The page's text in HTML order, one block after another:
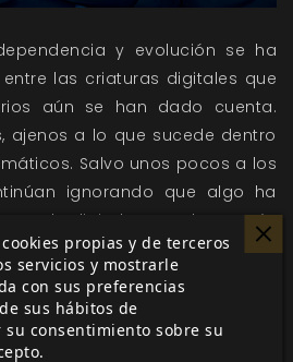
y evolución se ha
las criaturas digitales que
aún se han dado cuenta.
ajenos a lo que sucede dentro
Salvo unos pocos a los
ignorando que algo ha
digital y que ahora, más
de tomar decisiones…
es la responsabilidad de pasar
busca la libélula.
propias y de terceros
servicios y mostrarle
con sus preferencias
sus hábitos de
su consentimiento sobre su